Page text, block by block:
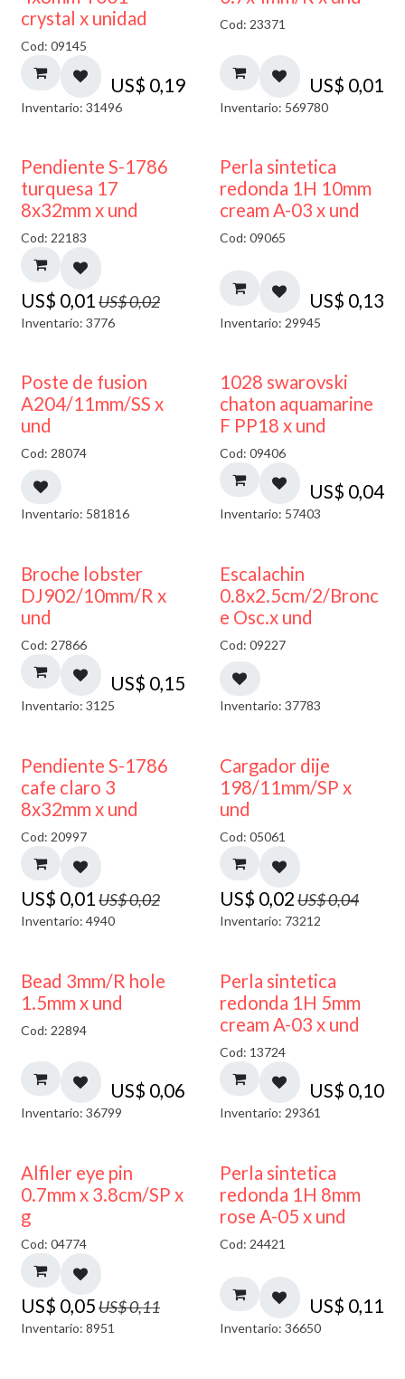
crystal x unidad
Cod: 09145
US$ 0,19
Inventario: 31496
Cod: 23371
US$ 0,01
Inventario: 569780
50% DESCUENTO
Pendiente S-1786
turquesa 17
8x32mm x und
Cod: 22183
US$ 0,01 US$0,02
Inventario: 3776
Perla sintetica
redonda 1H 10mm
cream A-03 x und
Cod: 09065
US$ 0,13
Inventario: 29945
Poste de fusion
A204/11mm/SS x
und
Cod: 28074
Inventario: 581816
1028 swarovski
chaton aquamarine
F PP18 x und
Cod: 09406
US$ 0,04
Inventario: 57403
Broche lobster
DJ902/10mm/R x
und
Cod: 27866
US$ 0,15
Inventario: 3125
Escalachin
0.8x2.5cm/2/Bronc
e Osc.x und
Cod: 09227
Inventario: 37783
50% DESCUENTO
Pendiente S-1786
cafe claro 3
8x32mm x und
Cod: 20997
US$ 0,01US$0,02
Inventario: 4940
50% DESCUENTO
Cargador dije
198/11mm/SP x
und
Cod: 05061
US$ 0,02US$0,04
Inventario: 73212
Bead 3mm/R hole
1.5mm x und
Cod: 22894
US$ 0,06
Inventario: 36799
Perla sintetica
redonda 1H 5mm
cream A-03 x und
Cod: 13724
US$ 0,10
Inventario: 29361
50% DESCUENTO
Alfiler eye pin
0.7mm x 3.8cm/SP x
g
Cod: 04774
US$ 0,05US$0,11
Inventario: 8951
Perla sintetica
redonda 1H 8mm
rose A-05 x und
Cod: 24421
US$ 0,11
Inventario: 36650